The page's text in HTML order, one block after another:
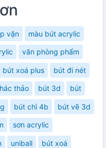
vặn màu bút acrylic
văn phòng phẩm
bút xoá plus bút đi nét
thảo bút 3d bút
bút chì 4b bút vẽ 3d
sơn acrylic
uniball bút xoá